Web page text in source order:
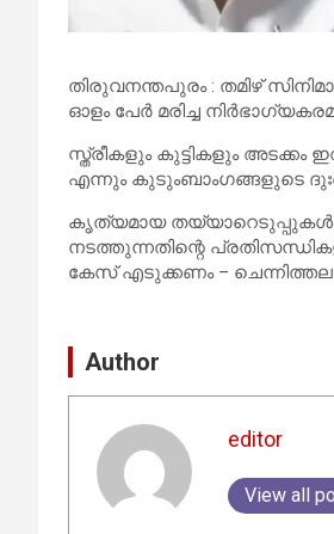
തിരുവനന്തപുരം : തമിഴ്
ഓളം പേർ മരിച്ച
സ്ത്രീകളും കുട്ടികളും അടക്കം
എന്നും കുടുംബാംഗങ്ങളുടെ
കൃത്യമായ തയ്യാറെടുപ്പുകൾ
നടത്തുന്നതിന്റെ
കേസ് എടുക്കണം –
Author
editor
View all